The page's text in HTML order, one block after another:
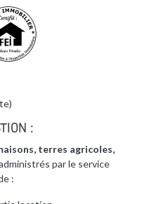
:
terres agricoles,
par le service
: